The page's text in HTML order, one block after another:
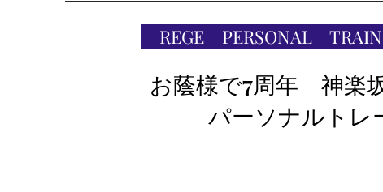
REGE PERSONAL
お蔭様で7周年 神楽
パーソナルトレ